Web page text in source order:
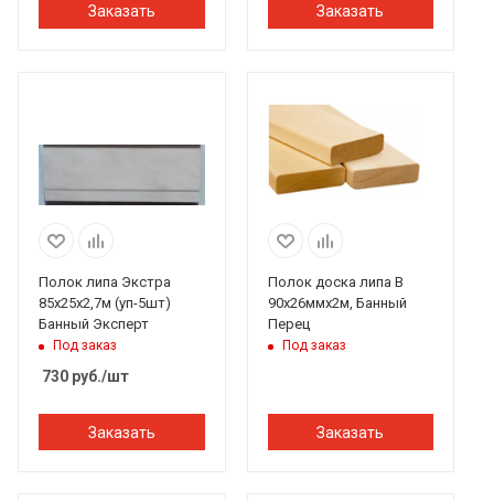
Заказать Заказать
Полок липа Экстра
85х25х2,7м (уп-5шт)
Банный Эксперт
Под заказ
730 руб./шт
Заказать
Полок доска липа В
90х26ммх2м, Банный
Перец
Под заказ
Заказать